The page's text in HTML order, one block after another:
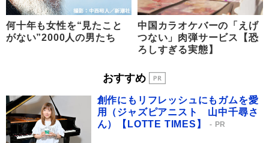
何十年も女性を“見たこと
がない”2000人の男たち
中国カラオケバーの「えげ
つない」肉弾サービス【恐
ろしすぎる実態】
おすすめ
創作にもリフレッシュにもガムを愛
用（ジャズピアニスト 山中千尋さ
ん）【LOTTE TIMES】
PR